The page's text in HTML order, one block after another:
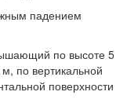
падением
по высоте 5
по вертикальной
поверхности